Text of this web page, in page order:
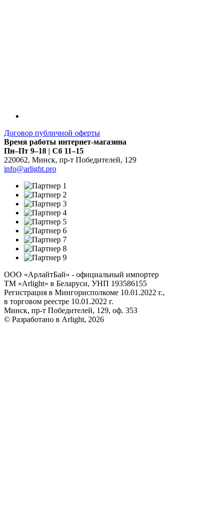
Договор публичной оферты
Время работы интернет-магазина
Пн–Пт 9–18 | Сб 11–15
220062, Минск, пр-т Победителей, 129
info@arlight.pro
ООО «АрлайтБай» - официальный импортер
ТМ «Arlight» в Беларуси, УНП 193586155
Регистрация в Мингорисполкоме 10.01.2022 г.,
в торговом реестре 10.01.2022 г.
Минск, пр-т Победителей, 129, оф. 353
© Разработано в Arlight, 2026